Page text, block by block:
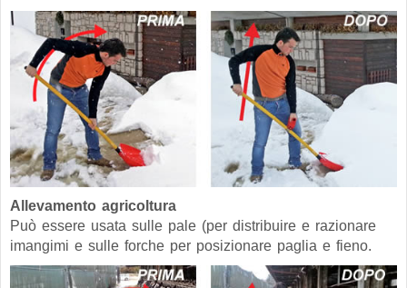
Allevamento agricoltura
Può essere usata sulle pale (per distribuire e razionare
imangimi e sulle forche per posizionare paglia e fieno.